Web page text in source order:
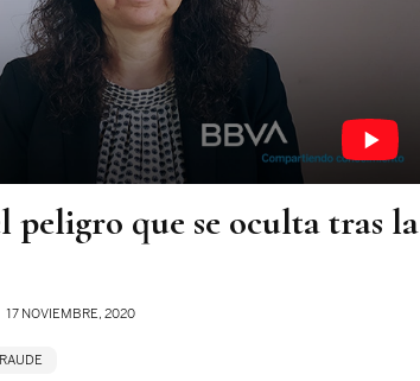
peligro que se oculta tras la
17 NOVIEMBRE, 2020